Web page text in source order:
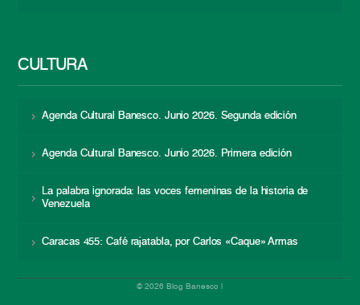
CULTURA
Agenda Cultural Banesco. Junio 2026. Segunda edición
Agenda Cultural Banesco. Junio 2026. Primera edición
La palabra ignorada: las voces femeninas de la historia de
Venezuela
Caracas 455: Café rajatabla, por Carlos «Caque» Armas
© 2026 Blog Banesco |